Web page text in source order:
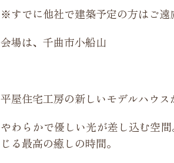
※すでに他社で建築予定の方はご遠
会場は、千曲市小船山
平屋住宅工房の新しいモデルハウス
やわらかで優しい光が差し込む空
じる最高の癒しの時間。